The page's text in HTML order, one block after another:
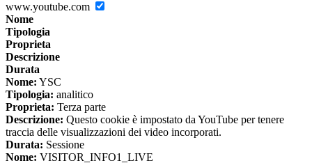
www.youtube.com
Nome
Tipologia
Proprieta
Descrizione
Durata
Nome: YSC
Tipologia: analitico
Proprieta: Terza parte
Descrizione: Questo cookie è impostato da YouTube per tenere
traccia delle visualizzazioni dei video incorporati.
Durata: Sessione
Nome: VISITOR_INFO1_LIVE